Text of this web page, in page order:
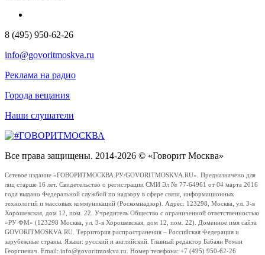
8 (495) 950-62-26
info@govoritmoskva.ru
Реклама на радио
Города вещания
Наши слушатели
Все права защищены. 2014-2026 © «Говорит Москва»
Сетевое издание «ГОВОРИТМОСКВА.РУ/GOVORITMOSKVA.RU». Предназначено для
лиц старше 16 лет. Свидетельство о регистрации СМИ Эл № 77-64961 от 04 марта 2016
года выдано Федеральной службой по надзору в сфере связи, информационных
технологий и массовых коммуникаций (Роскомнадзор). Адрес: 123298, Москва, ул. 3-я
Хорошевская, дом 12, пом. 22. Учредитель Общество с ограниченной ответственностью
«РУ ФМ» (123298 Москва, ул. 3-я Хорошевская, дом 12, пом. 22). Доменное имя сайта
GOVORITMOSKVA.RU. Территория распространения – Российская Федерация и
зарубежные страны. Языки: русский и английский. Главный редактор Бабаян Роман
Георгиевич. Email: info@govoritmoskva.ru. Номер телефона: +7 (495) 950-62-26